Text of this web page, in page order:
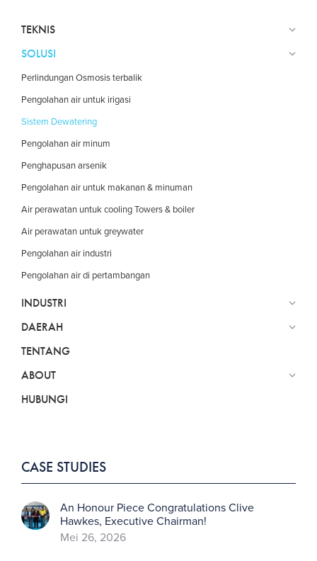
TEKNIS
SOLUSI
Perlindungan Osmosis terbalik
Pengolahan air untuk irigasi
Sistem Dewatering
Pengolahan air minum
Penghapusan arsenik
Pengolahan air untuk makanan & minuman
Air perawatan untuk cooling Towers & boiler
Air perawatan untuk greywater
Pengolahan air industri
Pengolahan air di pertambangan
INDUSTRI
DAERAH
TENTANG
ABOUT
HUBUNGI
CASE STUDIES
An Honour Piece Congratulations Clive
Hawkes, Executive Chairman!
Mei 26, 2026